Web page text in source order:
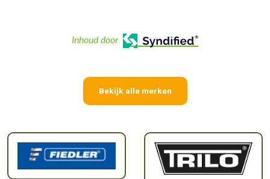
Inhoud door
Bekijk alle merken